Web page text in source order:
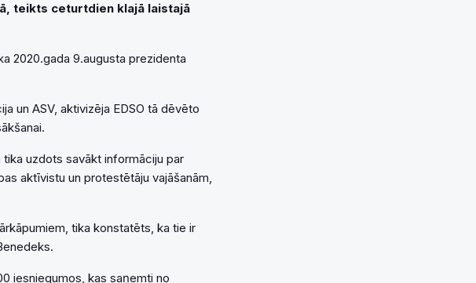
teikts ceturtdien klajā laistajā
2020.gada 9.augusta prezidenta
un ASV, aktivizēja EDSO tā dēvēto
uzdots savākt informāciju par
aktīvistu un protestētāju vajāšanām,
tika konstatēts, ka tie ir
iesniegumos, kas saņemti no